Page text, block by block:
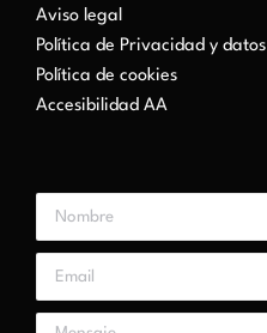
Aviso legal
Política de Privacidad y datos
Política de cookies
Accesibilidad AA